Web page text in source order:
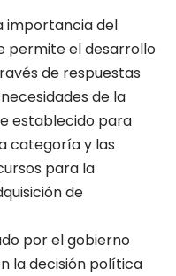
importancia del
permite el desarrollo
de respuestas
de la
establecido para
categoría y las
para la
de
por el gobierno
la decisión política